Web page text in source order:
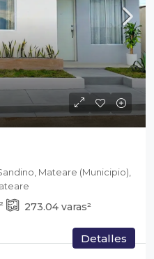
Mateare (Municipio),
273.04 varas²
Detalles